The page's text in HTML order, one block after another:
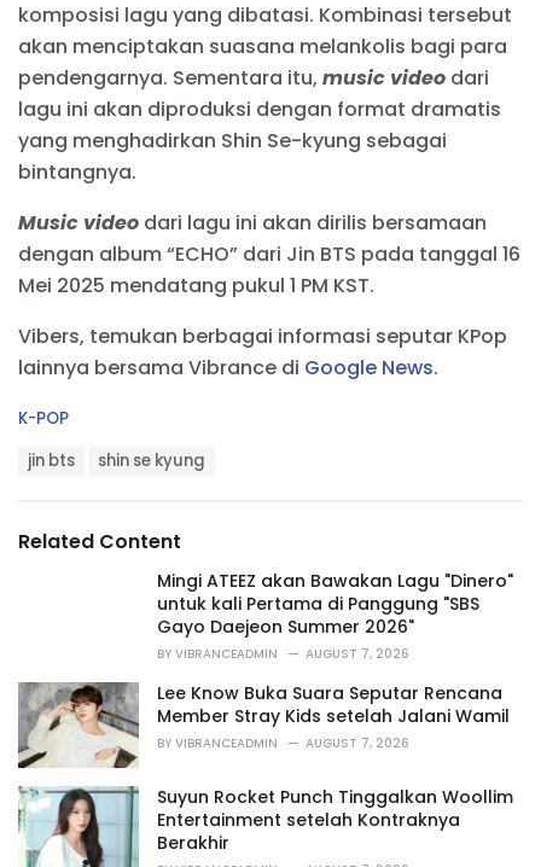
komposisi lagu yang dibatasi. Kombinasi tersebut
akan menciptakan suasana melankolis bagi para
pendengarnya. Sementara itu, music video dari
lagu ini akan diproduksi dengan format dramatis
yang menghadirkan Shin Se-kyung sebagai
bintangnya.
Music video dari lagu ini akan dirilis bersamaan
dengan album “ECHO” dari Jin BTS pada tanggal 16
Mei 2025 mendatang pukul 1 PM KST.
Vibers, temukan berbagai informasi seputar KPop
lainnya bersama Vibrance di Google News.
C
r
K-POP
a
:
jin bts shin se kyung
Related Content
Mingi ATEEZ akan Bawakan Lagu "Dinero"
untuk kali Pertama di Panggung "SBS
Gayo Daejeon Summer 2026"
BY VIBRANCEADMIN AUGUST 7, 2026
Lee Know Buka Suara Seputar Rencana
Member Stray Kids setelah Jalani Wamil
BY VIBRANCEADMIN AUGUST 7, 2026
Suyun Rocket Punch Tinggalkan Woollim
Entertainment setelah Kontraknya
Berakhir